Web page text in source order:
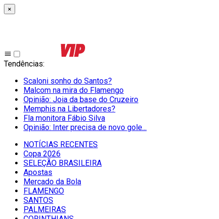
×
Tendências:
Scaloni sonho do Santos?
Malcom na mira do Flamengo
Opinião: Joia da base do Cruzeiro
Memphis na Libertadores?
Fla monitora Fábio Silva
Opinião: Inter precisa de novo gole...
NOTÍCIAS RECENTES
Copa 2026
SELEÇÃO BRASILEIRA
Apostas
Mercado da Bola
FLAMENGO
SANTOS
PALMEIRAS